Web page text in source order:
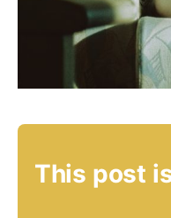
This post